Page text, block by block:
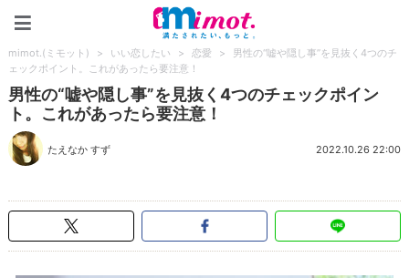
mimot.(ミモット) > いい恋したい > 恋愛 >
男性の“嘘や隠し事”を見抜く4つのチ
ェックポイント。これがあったら要注意！
男性の“嘘や隠し事”を見抜く4つのチェックポイン
ト。これがあったら要注意！
たえなか すず 2022.10.26 22:00